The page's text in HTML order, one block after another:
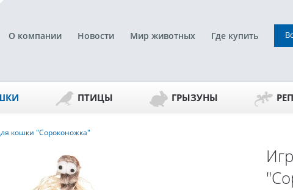
О компании Новости Мир животных Где купить
ПТИЦЫ ГРЫЗУНЫ
кошки "Сороконожка"